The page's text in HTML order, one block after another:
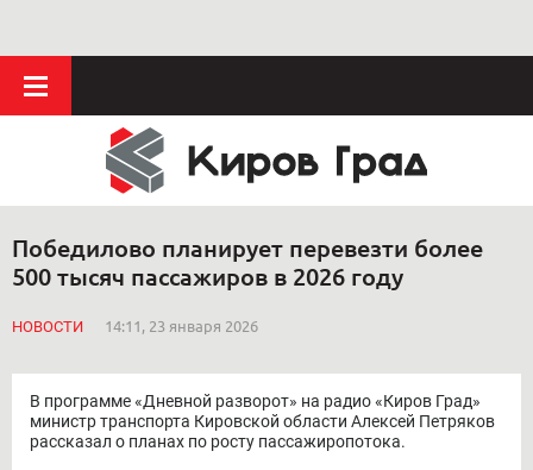
Победилово планирует перевезти более
500 тысяч пассажиров в 2026 году
НОВОСТИ 14:11, 23 января 2026
В программе «Дневной разворот» на радио «Киров Град»
министр транспорта Кировской области Алексей Петряков
рассказал о планах по росту пассажиропотока.